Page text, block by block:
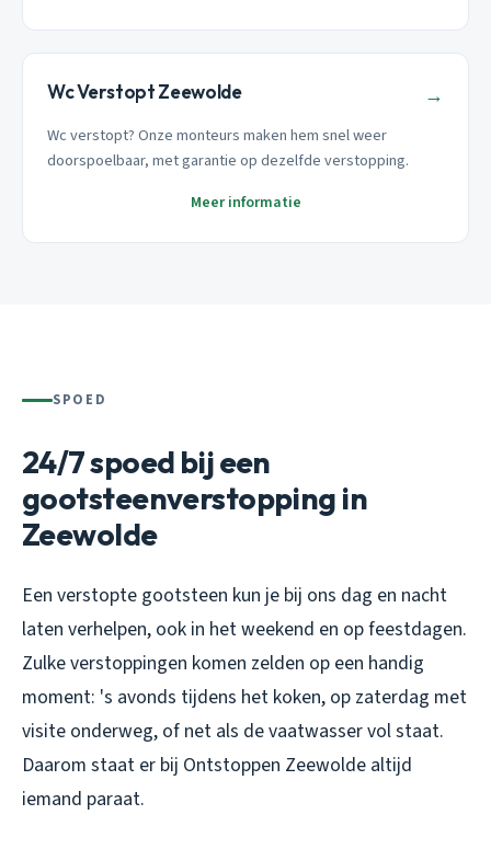
Wc Verstopt Zeewolde →
Wc verstopt? Onze monteurs maken hem snel weer
doorspoelbaar, met garantie op dezelfde verstopping.
Meer informatie
SPOED
24/7 spoed bij een
gootsteenverstopping in
Zeewolde
Een verstopte gootsteen kun je bij ons dag en nacht
laten verhelpen, ook in het weekend en op feestdagen.
Zulke verstoppingen komen zelden op een handig
moment: 's avonds tijdens het koken, op zaterdag met
visite onderweg, of net als de vaatwasser vol staat.
Daarom staat er bij Ontstoppen Zeewolde altijd
iemand paraat.